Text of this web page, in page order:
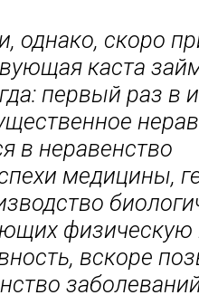
однако, скоро
каста
первый раз в
в неравенство
медицины,
физическую
вскоре